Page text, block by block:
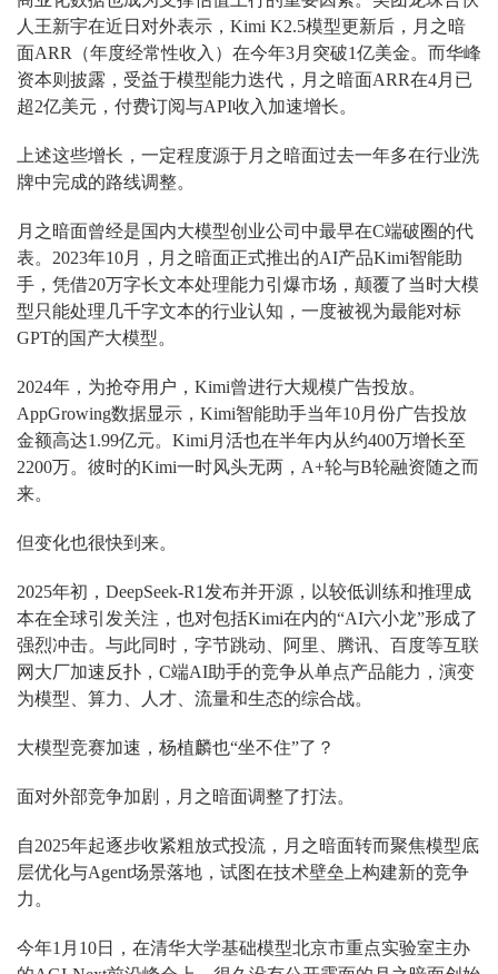
人王新宇在近日对外表示，Kimi K2.5模型更新后，月之暗
面ARR（年度经常性收入）在今年3月突破1亿美金。而华峰
资本则披露，受益于模型能力迭代，月之暗面ARR在4月已
超2亿美元，付费订阅与API收入加速增长。
上述这些增长，一定程度源于月之暗面过去一年多在行业洗
牌中完成的路线调整。
月之暗面曾经是国内大模型创业公司中最早在C端破圈的代
表。2023年10月，月之暗面正式推出的AI产品Kimi智能助
手，凭借20万字长文本处理能力引爆市场，颠覆了当时大模
型只能处理几千字文本的行业认知，一度被视为最能对标
GPT的国产大模型。
2024年，为抢夺用户，Kimi曾进行大规模广告投放。
AppGrowing数据显示，Kimi智能助手当年10月份广告投放
金额高达1.99亿元。Kimi月活也在半年内从约400万增长至
2200万。彼时的Kimi一时风头无两，A+轮与B轮融资随之而
来。
但变化也很快到来。
2025年初，DeepSeek-R1发布并开源，以较低训练和推理成
本在全球引发关注，也对包括Kimi在内的“AI六小龙”形成了
强烈冲击。与此同时，字节跳动、阿里、腾讯、百度等互联
网大厂加速反扑，C端AI助手的竞争从单点产品能力，演变
为模型、算力、人才、流量和生态的综合战。
大模型竞赛加速，杨植麟也“坐不住”了？
面对外部竞争加剧，月之暗面调整了打法。
自2025年起逐步收紧粗放式投流，月之暗面转而聚焦模型底
层优化与Agent场景落地，试图在技术壁垒上构建新的竞争
力。
今年1月10日，在清华大学基础模型北京市重点实验室主办